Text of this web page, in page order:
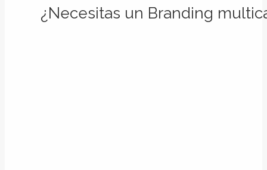
¿Necesitas un Branding